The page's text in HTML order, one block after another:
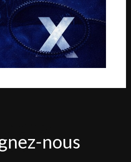
nous nous